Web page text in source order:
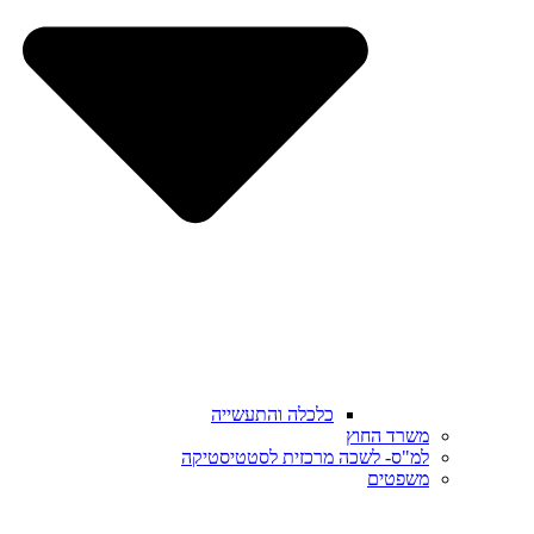
כלכלה והתעשייה
משרד החוץ
למ"ס- לשכה מרכזית לסטטיסטיקה
משפטים